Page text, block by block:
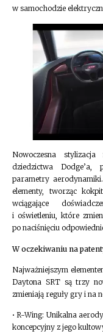
w samochodzie
Nowoczesna
dziedzictwa Dodge’a,
parametry
elementy, tworząc
wciągające
i oświetleniu, które
po naciśnięciu
W oczekiwaniu na
Najważniejszym
Daytona SRT są trzy
zmieniają reguły gry i na
• R-Wing: Unikalna
koncepcyjny z jego